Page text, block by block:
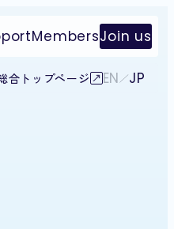
MembersJoin us
合トップページ EN JP